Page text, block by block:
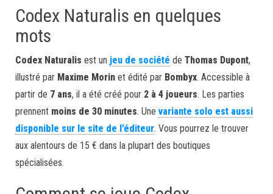
Codex Naturalis en quelques
mots
Codex Naturalis est un jeu de société de Thomas Dupont,
illustré par Maxime Morin et édité par Bombyx. Accessible à
partir de 7 ans, il a été créé pour 2 à 4 joueurs. Les parties
prennent moins de 30 minutes. Une variante solo est aussi
disponible sur le site de l’éditeur. Vous pourrez le trouver
aux alentours de 15 € dans la plupart des boutiques
spécialisées.